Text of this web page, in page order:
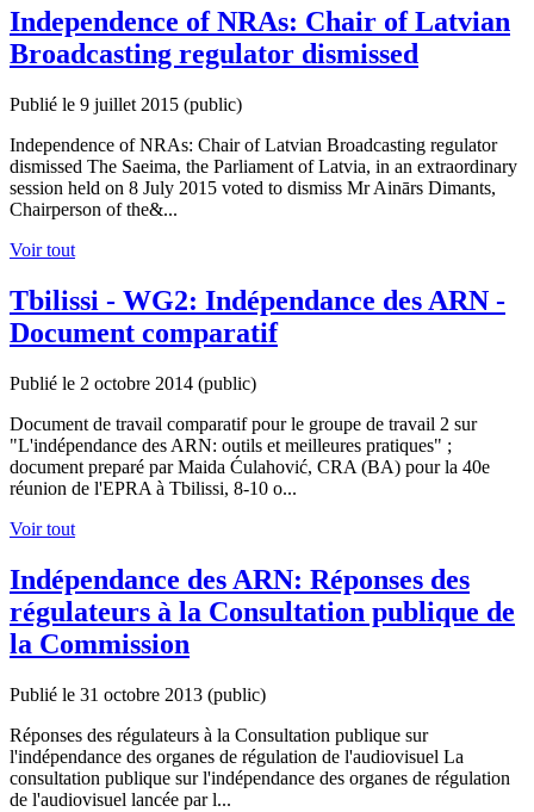
Independence of NRAs: Chair of Latvian
Broadcasting regulator dismissed
Publié le 9 juillet 2015 (public)
Independence of NRAs: Chair of Latvian Broadcasting regulator
dismissed The Saeima, the Parliament of Latvia, in an extraordinary
session held on 8 July 2015 voted to dismiss Mr Ainārs Dimants,
Chairperson of the&...
Voir tout
Tbilissi - WG2: Indépendance des ARN -
Document comparatif
Publié le 2 octobre 2014 (public)
Document de travail comparatif pour le groupe de travail 2 sur
"L'indépendance des ARN: outils et meilleures pratiques" ;
document preparé par Maida Ćulahović, CRA (BA) pour la 40e
réunion de l'EPRA à Tbilissi, 8-10 o...
Voir tout
Indépendance des ARN: Réponses des
régulateurs à la Consultation publique de
la Commission
Publié le 31 octobre 2013 (public)
Réponses des régulateurs à la Consultation publique sur
l'indépendance des organes de régulation de l'audiovisuel La
consultation publique sur l'indépendance des organes de régulation
de l'audiovisuel lancée par l...